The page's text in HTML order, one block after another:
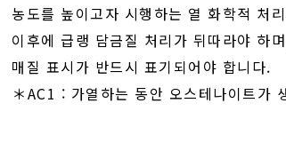
농도를 높이고자 시행하는 열 화학적 처
이후에 급랭 담금질 처리가 뒤따라야 하
매질 표시가 반드시 표기되어야 합니다.
＊AC1 : 가열하는 동안 오스테나이트가